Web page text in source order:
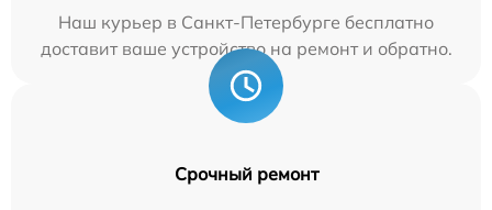
Наш курьер в Санкт-Петербурге бесплатно
доставит ваше устройство на ремонт и обратно.
Срочный ремонт